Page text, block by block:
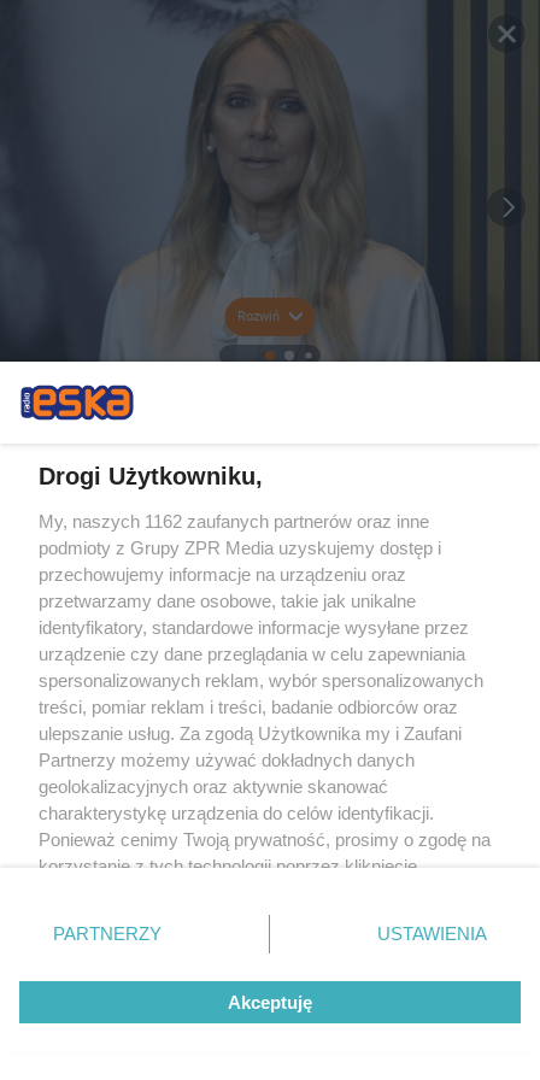
Rozwiń
Drogi Użytkowniku,
My, naszych 1162 zaufanych partnerów oraz inne
podmioty z Grupy ZPR Media uzyskujemy dostęp i
przechowujemy informacje na urządzeniu oraz
przetwarzamy dane osobowe, takie jak unikalne
identyfikatory, standardowe informacje wysyłane przez
urządzenie czy dane przeglądania w celu zapewniania
spersonalizowanych reklam, wybór spersonalizowanych
treści, pomiar reklam i treści, badanie odbiorców oraz
ulepszanie usług. Za zgodą Użytkownika my i Zaufani
Partnerzy możemy używać dokładnych danych
geolokalizacyjnych oraz aktywnie skanować
charakterystykę urządzenia do celów identyfikacji.
Ponieważ cenimy Twoją prywatność, prosimy o zgodę na
korzystanie z tych technologii poprzez kliknięcie
zmienić/wycofać klikając przycisk ustawień prywatności
znajdujący się w lewym dolnym rogu strony
rodzaje przetwarzania danych nie wymagają zgody
użytkownika, ale masz prawo sprzeciwić się takiemu
przetwarzaniu. Preferencje będą miały zastosowanie tylko
PARTNERZY USTAWIENIA
Akceptuję